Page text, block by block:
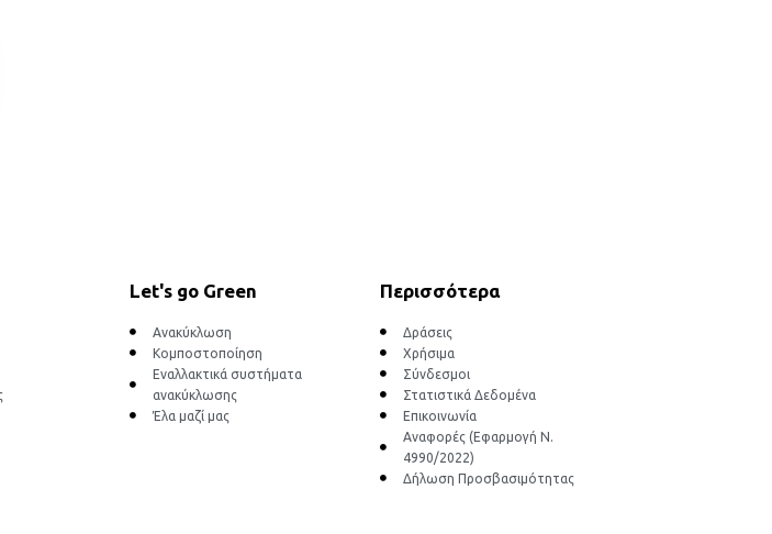
Let's go Green
Ανακύκλωση
Κομποστοποίηση
Εναλλακτικά συστήματα
ανακύκλωσης
Έλα μαζί μας
Περισσότερα
Δράσεις
Χρήσιμα
Σύνδεσμοι
Στατιστικά Δεδομένα
Επικοινωνία
Αναφορές (Εφαρμογή Ν.
4990/2022)
Δήλωση Προσβασιμότητας